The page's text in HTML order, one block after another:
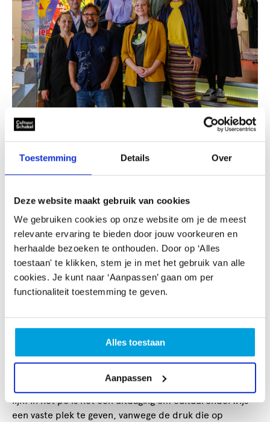
Toestemming Details Over
Deze website maakt gebruik van cookies
We gebruiken cookies op onze website om je de meest
relevante ervaring te bieden door jouw voorkeuren en
herhaalde bezoeken te onthouden. Door op ‘Alles
toestaan' te klikken, stem je in met het gebruik van alle
cookies. Je kunt naar ‘Aanpassen’ gaan om per
functionaliteit toestemming te geven.
Alles toestaan
Aanpassen
Waar staan we nu?
Marijn Cornelis, directeur-bestuurder van
CultuurSchakel en voorzitter van DEPO: “We zijn trots
cultuurvisie zijn hoog en er wordt onderling goed
samengewerkt om ze te bereiken. De culturele
aanbieders sluiten echt aan bij wat scholen en leerlingen
nodig hebben. Er zijn wel uitdagingen: scholen
worstelen met alle taken die op hun bord liggen en met
het lerarentekort. Aanbieders investeren veel om
kinderen, jongeren en scholen te bereiken. En om te
maar juist verlichten, en helpen bij de opdracht die de
Wat is er nog nodig?
“We zien in voorschoolse opvang een enorm stijgende
lijn. In het po is het een uitdaging om cultuuronderwijs
een vaste plek te geven, vanwege de druk die op